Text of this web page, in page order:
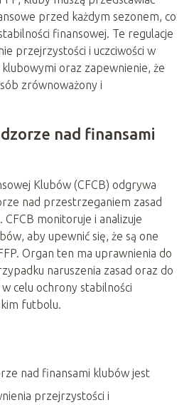
przed każdym sezonem, co
finansowej. Te regulacje
przejrzystości i uczciwości w
oraz zapewnienie, że
zrównoważony i
nad finansami
Klubów (CFCB) odgrywa
nad przestrzeganiem zasad
CFCB monitoruje i analizuje
aby upewnić się, że są one
Organ ten ma uprawnienia do
naruszenia zasad oraz do
celu ochrony stabilności
futbolu.
nad finansami klubów jest
przejrzystości i